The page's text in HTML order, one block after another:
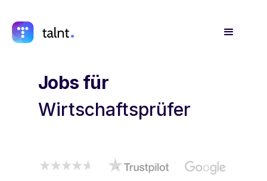
Jobs für
Wirtschaftsprüfer
Bilanzbuchhalter